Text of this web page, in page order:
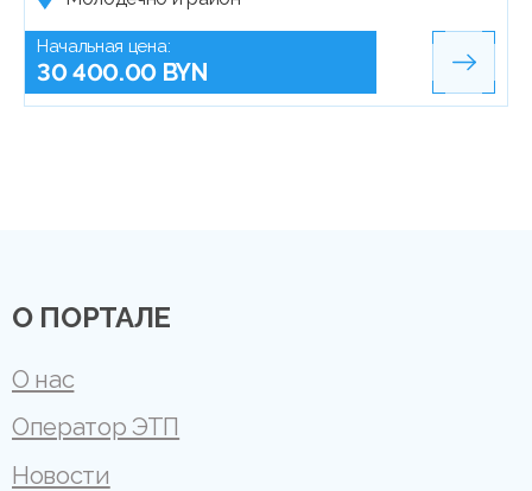
Начальная цена:
30 400.00 BYN
О ПОРТАЛЕ
О нас
Оператор ЭТП
Новости